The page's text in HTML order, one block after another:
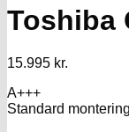
Toshiba
15.995 kr.
A+++
Standard